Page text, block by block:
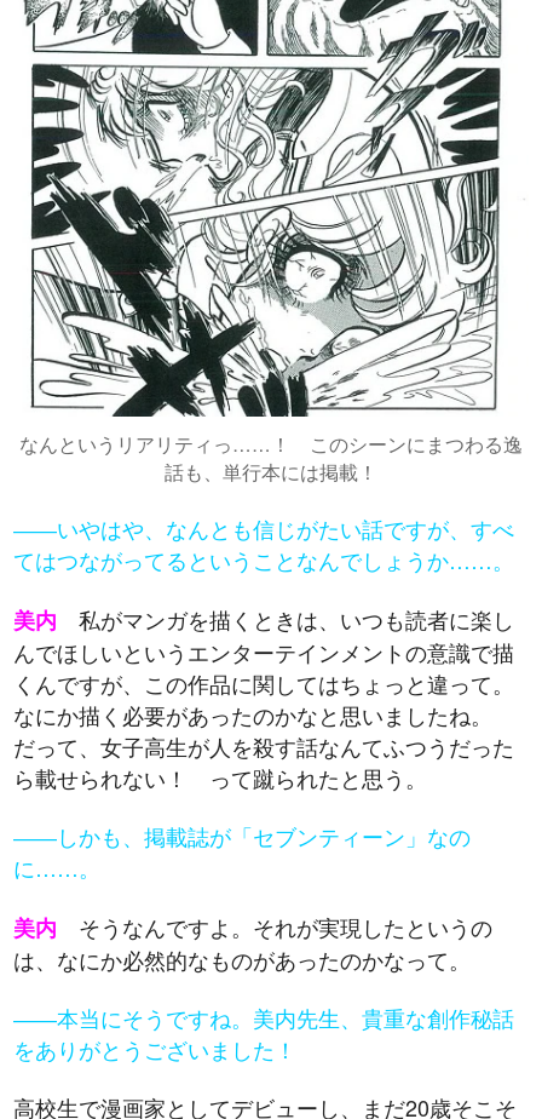
なんというリアリティっ……！ このシーンにまつわる逸
話も、単行本には掲載！
――いやはや、なんとも信じがたい話ですが、すべ
てはつながってるということなんでしょうか……。
美内 私がマンガを描くときは、いつも読者に楽し
んでほしいというエンターテインメントの意識で描
くんですが、この作品に関してはちょっと違って。
なにか描く必要があったのかなと思いましたね。
だって、女子高生が人を殺す話なんてふつうだった
ら載せられない！ って蹴られたと思う。
――しかも、掲載誌が「セブンティーン」なの
に……。
美内 そうなんですよ。それが実現したというの
は、なにか必然的なものがあったのかなって。
――本当にそうですね。美内先生、貴重な創作秘話
をありがとうございました！
高校生で漫画家としてデビューし、まだ20歳そこそ